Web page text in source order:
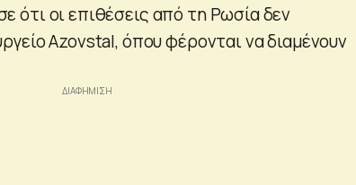
ότι οι επιθέσεις από τη Ρωσία δεν
Azovstal, όπου φέρονται να διαμένουν